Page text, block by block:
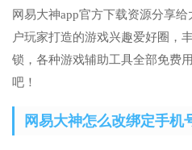
网易大神app官方下载资源分享
户玩家打造的游戏兴趣爱好圈，
锁，各种游戏辅助工具全部免费
吧！
网易大神怎么改绑定手机